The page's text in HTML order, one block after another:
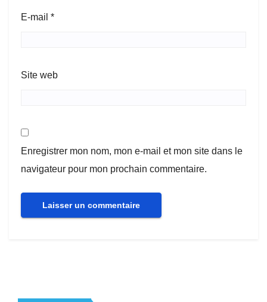
E-mail *
Site web
Enregistrer mon nom, mon e-mail et mon site dans le
navigateur pour mon prochain commentaire.